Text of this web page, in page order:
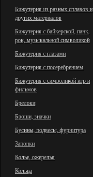
Бижутерия из разных сплавов и
других материалов
Бижутерия с байкерской, панк,
рок, музыкальной символикой
Бижутерия с глазами
Бижутерия с посеребрением
Бижутерия с символикой игр и
фильмов
Брелоки
Броши, значки
Бусины, подвесы, фурнитура
Запонки
Колье, ожерелья
Кольца